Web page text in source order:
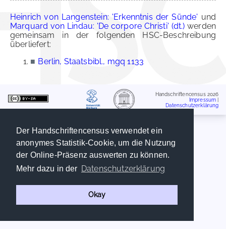
Der Handschriftencensus verwendet ein
anonymes Statistik-Cookie, um die Nutzung
der Online-Präsenz auswerten zu können.
Mehr dazu in der Datenschutzerklärung
Okay
Heinrich von Langenstein: 'Erkenntnis der Sünde' und
Marquard von Lindau: 'De corpore Christi' (dt.) werden
gemeinsam in der folgenden HSC-Beschreibung
überliefert:
■ Berlin, Staatsbibl., mgq 1133
Handschriftencensus 2026
Impressum
Datenschutzerklärung